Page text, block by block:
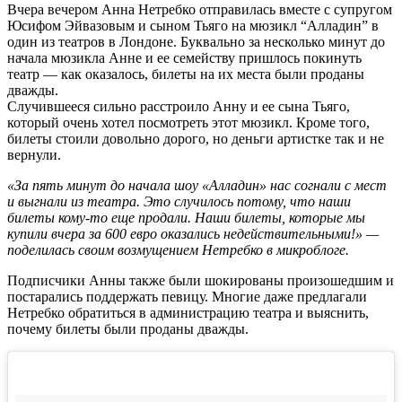
Вчера вечером Анна Нетребко отправилась вместе с супругом
Юсифом Эйвазовым и сыном Тьяго на мюзикл “Алладин” в
один из театров в Лондоне. Буквально за несколько минут до
начала мюзикла Анне и ее семейству пришлось покинуть
театр — как оказалось, билеты на их места были проданы
дважды.
Случившееся сильно расстроило Анну и ее сына Тьяго,
который очень хотел посмотреть этот мюзикл. Кроме того,
билеты стоили довольно дорого, но деньги артистке так и не
вернули.
«За пять минут до начала шоу «Алладин» нас согнали с мест
и выгнали из театра. Это случилось потому, что наши
билеты кому-то еще продали. Наши билеты, которые мы
купили вчера за 600 евро оказались недействительными!» —
поделилась своим возмущением Нетребко в микроблоге.
Подписчики Анны также были шокированы произошедшим и
постарались поддержать певицу. Многие даже предлагали
Нетребко обратиться в администрацию театра и выяснить,
почему билеты были проданы дважды.